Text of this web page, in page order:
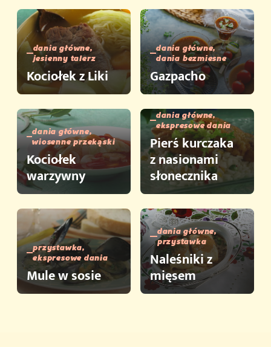
dania główne,
jesienny talerz
Kociołek z Liki
dania główne,
dania bezmiesne
Gazpacho
dania główne,
wiosenne przekąski
Kociołek
warzywny
dania główne,
ekspresowe dania
Pierś kurczaka
z nasionami
słonecznika
przystawka,
ekspresowe dania
Mule w sosie
dania główne,
przystawka
Naleśniki z
mięsem